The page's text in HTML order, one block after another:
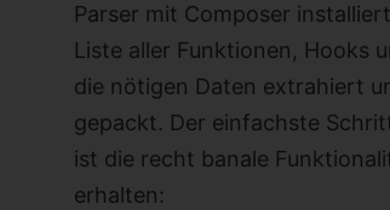
Parser mit Composer
Liste aller Funktionen, Hooks
die nötigen Daten extrahiert
gepackt. Der einfachste
ist die recht banale
erhalten: